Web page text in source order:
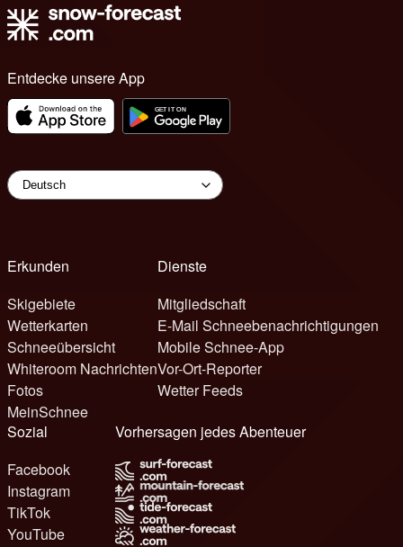
Entdecke unsere App
Erkunden
Skigebiete
Wetterkarten
Schneeübersicht
Whiteroom Nachrichten
Fotos
MeinSchnee
Dienste
Mitgliedschaft
E-Mail Schneebenachrichtigungen
Mobile Schnee-App
Vor-Ort-Reporter
Wetter Feeds
Sozial
Facebook
Instagram
TikTok
YouTube
Vorhersagen jedes Abenteuer